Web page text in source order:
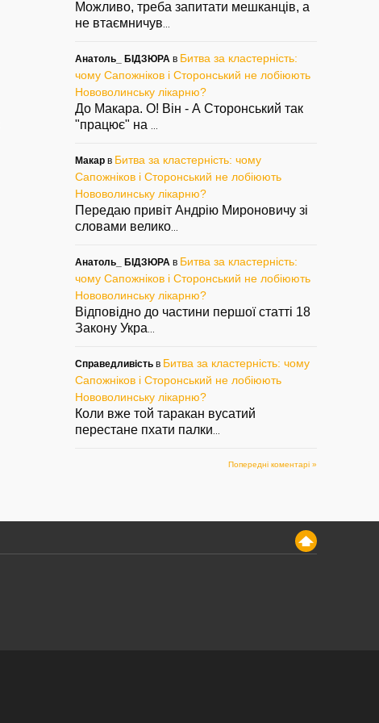
Можливо, треба запитати мешканців, а
не втаємничув
Анатоль_ БІДЗЮРА в Битва за кластерність:
чому Сапожніков і Сторонський не лобіюють
Нововолинську лікарню?
До Макара. О! Він - А Сторонський так
"працює" на
Макар в Битва за кластерність: чому
Сапожніков і Сторонський не лобіюють
Нововолинську лікарню?
Передаю привіт Андрію Мироновичу зі
словами велико
Анатоль_ БІДЗЮРА в Битва за кластерність:
чому Сапожніков і Сторонський не лобіюють
Нововолинську лікарню?
Відповідно до частини першої статті 18
Закону Укра
Справедливість в Битва за кластерність: чому
Сапожніков і Сторонський не лобіюють
Нововолинську лікарню?
Коли вже той таракан вусатий
перестане пхати палки
Попередні коментарі »